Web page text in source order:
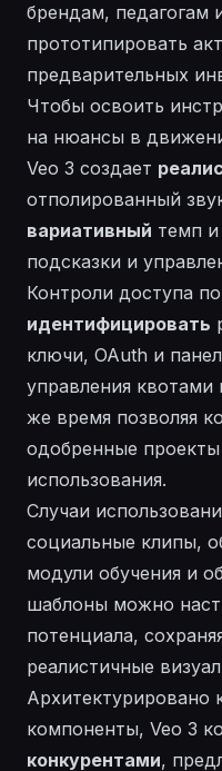
брендам, педагогам
прототипировать
предварительных
Чтобы освоить
на нюансы в
Veo 3 создает
отполированный
вариативный темп
подсказки и
Контроли доступа
идентифицировать
ключи, OAuth и
управления
же время позволяя
одобренные проекты
использования.
Случаи
социальные клипы,
модули обучения и
шаблоны можно
потенциала,
реалистичные
Архитектурировано
компоненты, Veo 3
конкурентами,